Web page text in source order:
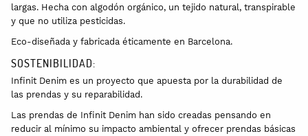
largas. Hecha con algodón orgánico, un tejido natural, transpirable
y que no utiliza pesticidas.
Eco-diseñada y fabricada éticamente en Barcelona.
SOSTENIBILIDAD:
Infinit Denim es un proyecto que apuesta por la durabilidad de
las prendas y su reparabilidad.
Las prendas de Infinit Denim han sido creadas pensando en
reducir al mínimo su impacto ambiental y ofrecer prendas básicas